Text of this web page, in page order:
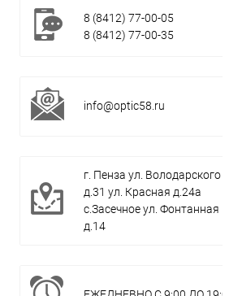
8 (8412) 77-00-05
8 (8412) 77-00-35
info@optic58.ru
г. Пенза ул. Володарского
д.31 ул. Красная д.24а
с.Засечное ул. Фонтанная
д.14